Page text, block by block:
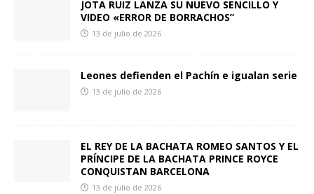
JOTA RUIZ LANZA SU NUEVO SENCILLO Y
VIDEO «ERROR DE BORRACHOS”
13 de julio de 2026
Leones defienden el Pachín e igualan serie
13 de julio de 2026
EL REY DE LA BACHATA ROMEO SANTOS Y EL
PRÍNCIPE DE LA BACHATA PRINCE ROYCE
CONQUISTAN BARCELONA
13 de julio de 2026